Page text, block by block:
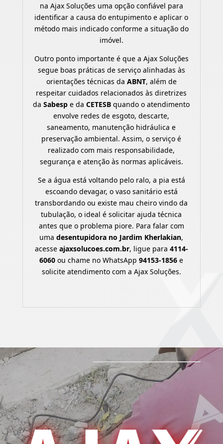
na Ajax Soluções uma opção confiável para
identificar a causa do entupimento e aplicar o
método mais indicado conforme a situação do
imóvel.
Outro ponto importante é que a Ajax Soluções
segue boas práticas de serviço alinhadas às
orientações técnicas da ABNT, além de
respeitar cuidados relacionados às diretrizes
daSabesp e daCETESB quando o atendimento
envolve redes de esgoto, descarte,
saneamento, manutenção hidráulica e
preservação ambiental. Assim, o serviço é
realizado com mais responsabilidade,
segurança e atenção às normas aplicáveis.
Se a água está voltando pelo ralo, a pia está
escoando devagar, o vaso sanitário está
transbordando ou existe mau cheiro vindo da
tubulação, o ideal é solicitar ajuda técnica
antes que o problema piore. Para falar com
umadesentupidora no Jardim Kherlakian,
acesse ajaxsolucoes.com.br, ligue para 4114-
6060 ou chame no WhatsApp94153-1856 e
solicite atendimento com a Ajax Soluções.